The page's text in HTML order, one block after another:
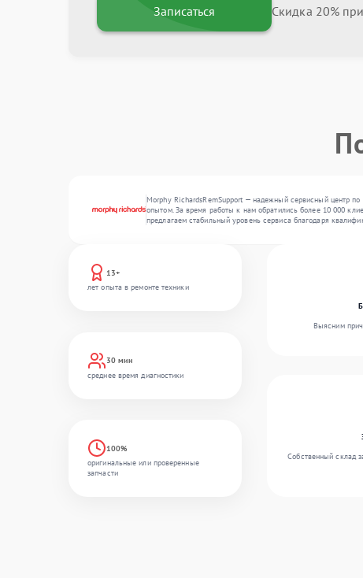
Записаться Скидка 20%
Morphy RichardsRemSupport — надежный сервисный центр
опытом. За время работы к нам обратились более 10 000
предлагаем стабильный уровень сервиса благодаря
13+
лет опыта в ремонте техники
30 мин
среднее время диагностики
100%
оригинальные или проверенные
запчасти
Выясним
Собственный склад